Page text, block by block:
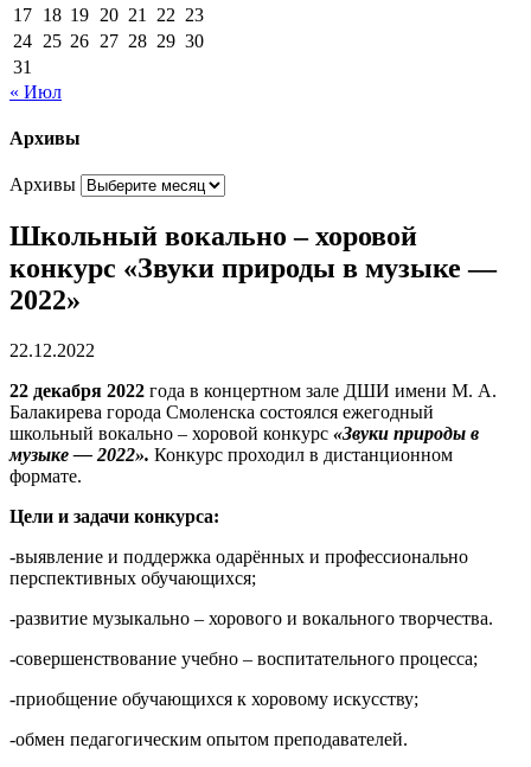
17 18 19 20 21 22 23
24 25 26 27 28 29 30
31
« Июл
Архивы
Архивы
Школьный вокально – хоровой
конкурс «Звуки природы в музыке —
2022»
22.12.2022
22 декабря 2022 года в концертном зале ДШИ имени М. А.
Балакирева города Смоленска состоялся ежегодный
школьный вокально – хоровой конкурс «Звуки природы в
музыке — 2022». Конкурс проходил в дистанционном
формате.
Цели и задачи конкурса:
-выявление и поддержка одарённых и профессионально
перспективных обучающихся;
-развитие музыкально – хорового и вокального творчества.
-совершенствование учебно – воспитательного процесса;
-приобщение обучающихся к хоровому искусству;
-обмен педагогическим опытом преподавателей.